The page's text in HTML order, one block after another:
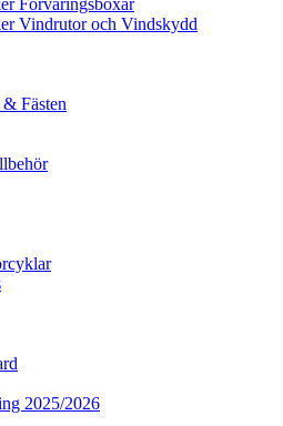
Förvaringsboxar
Vindrutor och Vindskydd
Fästen
2025/2026